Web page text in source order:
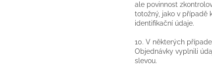
ale povinnost
totožný, jako v případě
identifikační údaje.
10. V některých
Objednávky vyplnili
slevou.